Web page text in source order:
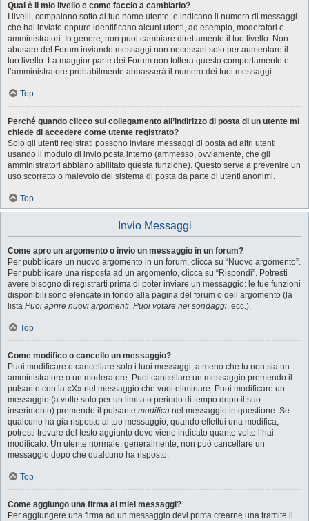
Qual è il mio livello e come faccio a cambiarlo?
I livelli, compaiono sotto al tuo nome utente, e indicano il numero di messaggi
che hai inviato oppure identificano alcuni utenti, ad esempio, moderatori e
amministratori. In genere, non puoi cambiare direttamente il tuo livello. Non
abusare del Forum inviando messaggi non necessari solo per aumentare il
tuo livello. La maggior parte dei Forum non tollera questo comportamento e
l’amministratore probabilmente abbasserà il numero dei tuoi messaggi.
Top
Perché quando clicco sul collegamento all’indirizzo di posta di un utente mi
chiede di accedere come utente registrato?
Solo gli utenti registrati possono inviare messaggi di posta ad altri utenti
usando il modulo di invio posta interno (ammesso, ovviamente, che gli
amministratori abbiano abilitato questa funzione). Questo serve a prevenire un
uso scorretto o malevolo del sistema di posta da parte di utenti anonimi.
Top
Invio Messaggi
Come apro un argomento o invio un messaggio in un forum?
Per pubblicare un nuovo argomento in un forum, clicca su “Nuovo argomento”.
Per pubblicare una risposta ad un argomento, clicca su “Rispondi”. Potresti
avere bisogno di registrarti prima di poter inviare un messaggio: le tue funzioni
disponibili sono elencate in fondo alla pagina del forum o dell’argomento (la
lista Puoi aprire nuovi argomenti, Puoi votare nei sondaggi, ecc.).
Top
Come modifico o cancello un messaggio?
Puoi modificare o cancellare solo i tuoi messaggi, a meno che tu non sia un
amministratore o un moderatore. Puoi cancellare un messaggio premendo il
pulsante con la «X» nel messaggio che vuoi eliminare. Puoi modificare un
messaggio (a volte solo per un limitato periodo di tempo dopo il suo
inserimento) premendo il pulsante modifica nel messaggio in questione. Se
qualcuno ha già risposto al tuo messaggio, quando effettui una modifica,
potresti trovare del testo aggiunto dove viene indicato quante volte l’hai
modificato. Un utente normale, generalmente, non può cancellare un
messaggio dopo che qualcuno ha risposto.
Top
Come aggiungo una firma ai miei messaggi?
Per aggiungere una firma ad un messaggio devi prima crearne una tramite il